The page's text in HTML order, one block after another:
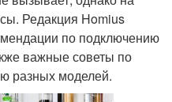
Редакция Homius
по подключению
важные советы по
разных моделей.